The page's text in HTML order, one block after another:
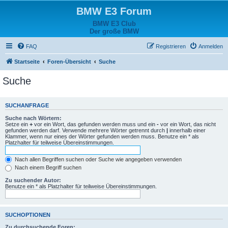
BMW E3 Forum
BMW E3 Club
Der große BMW
FAQ Anmelden
Registrieren
Startseite Foren-Übersicht Suche
Suche
SUCHANFRAGE
Suche nach Wörtern:
Setze ein + vor ein Wort, das gefunden werden muss und ein - vor ein Wort, das nicht
gefunden werden darf. Verwende mehrere Wörter getrennt durch | innerhalb einer
Klammer, wenn nur eines der Wörter gefunden werden muss. Benutze ein * als
Platzhalter für teilweise Übereinstimmungen.
Nach allen Begriffen suchen oder Suche wie angegeben verwenden
Nach einem Begriff suchen
Zu suchender Autor:
Benutze ein * als Platzhalter für teilweise Übereinstimmungen.
SUCHOPTIONEN